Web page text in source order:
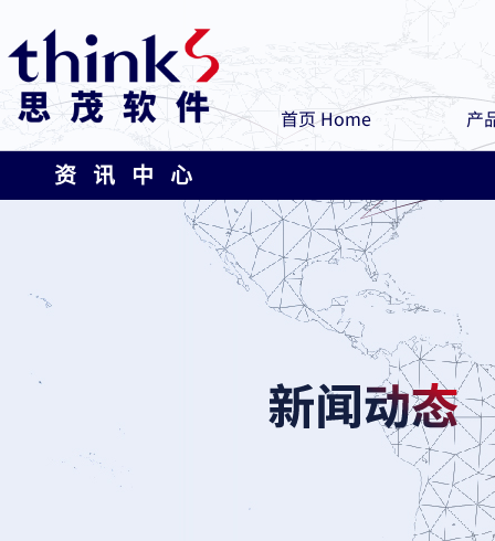
首页 Home 产
资 讯 中 心